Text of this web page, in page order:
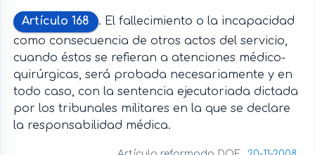
Artículo 168
. El fallecimiento o la incapacidad
como consecuencia de otros actos del servicio,
cuando éstos se refieran a atenciones médico-
quirúrgicas, será probada necesariamente y en
todo caso, con la sentencia ejecutoriada dictada
por los tribunales militares en la que se declare
la responsabilidad médica.